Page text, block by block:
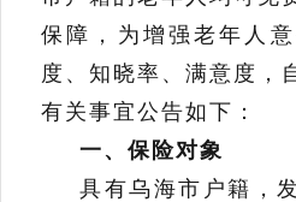
保障 ，为增强老年人
度、知晓率、满意度，
有关事宜公告如下：
一、 保险对象
具有乌海市户籍，